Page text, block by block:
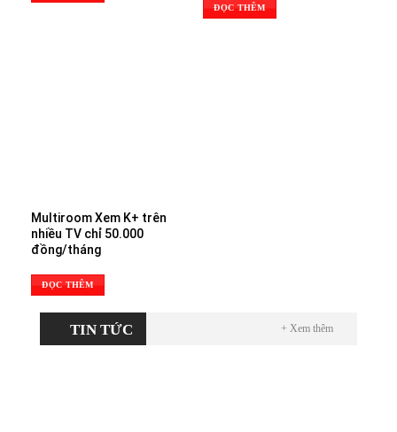
ĐỌC THÊM
Multiroom Xem K+ trên
nhiều TV chỉ 50.000
đồng/tháng
ĐỌC THÊM
TIN TỨC + Xem thêm